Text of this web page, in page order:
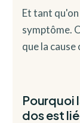
Et tant
symptôme.
que la
Pourquoi
dos est